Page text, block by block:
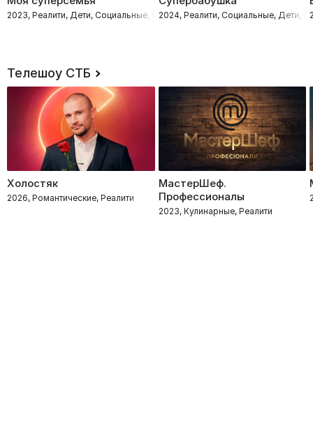
2023, Реалити, Дети, Социальные, Семейные2024, Реалити, Социальные, Дети,
Телешоу СТБ
Холостяк
2026, Романтические, Реалити
МастерШеф.
Профессионалы
2023, Кулинарные, Реалити